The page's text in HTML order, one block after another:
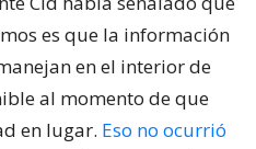
es que la información
en el interior de
al momento de que
en lugar. Eso no ocurrió